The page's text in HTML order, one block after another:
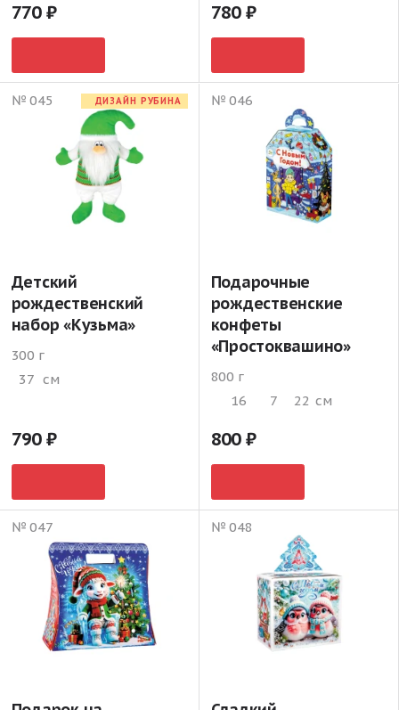
770 780
№ 045 ДИЗАЙН РУБИНА
Детский
рождественский
набор «Кузьма»
300 г
37 см
790
№ 046
Подарочные
рождественские
конфеты
«Простоквашино»
800 г
16
7 22 см
800
№ 047 № 048